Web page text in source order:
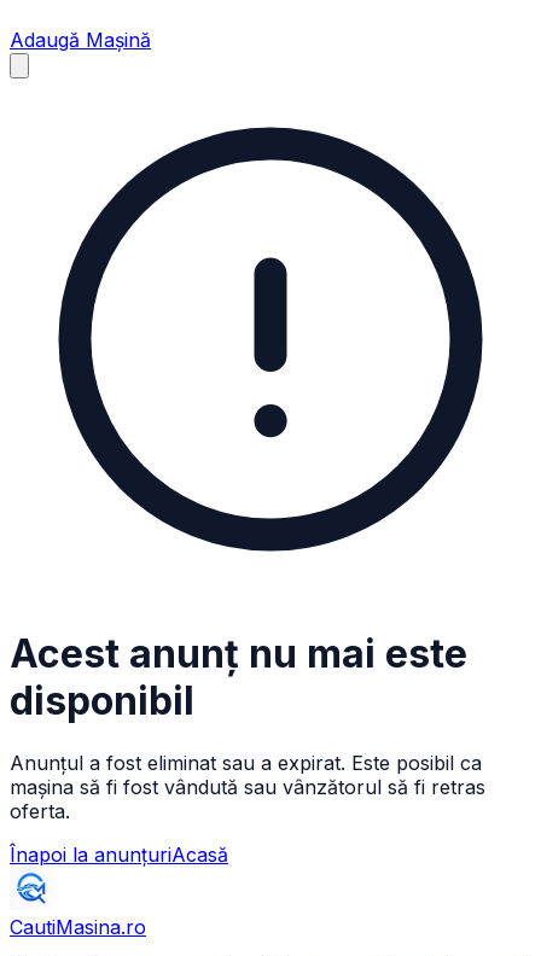
Adaugă Mașină
Acest anunț nu mai este
disponibil
Anunțul a fost eliminat sau a expirat. Este posibil ca
mașina să fi fost vândută sau vânzătorul să fi retras
oferta.
Înapoi la anunțuriAcasă
CautiMasina.ro